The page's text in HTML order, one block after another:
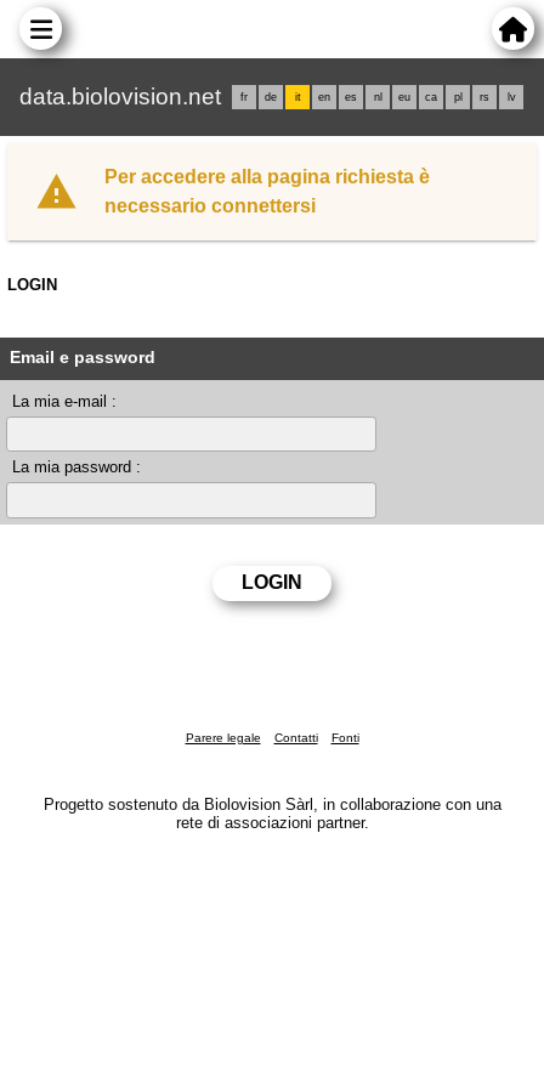
data.biolovision.net fr de it en es nl eu ca pl rs lv
Per accedere alla pagina richiesta è
necessario connettersi
LOGIN
Email e password
La mia e-mail :
La mia password :
Parere legale Contatti Fonti
Progetto sostenuto da Biolovision Sàrl, in collaborazione con una
rete di associazioni partner.